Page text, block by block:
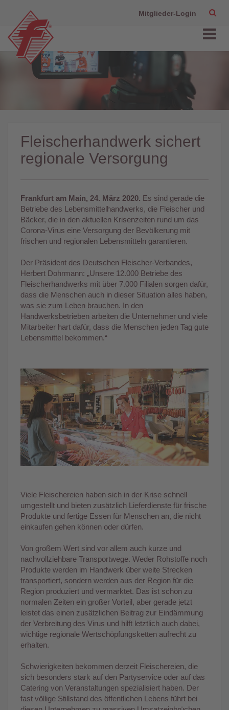
Mitglieder-Login
Fleischerhandwerk sichert
regionale Versorgung
Frankfurt am Main, 24. März 2020. Es sind gerade die
Betriebe des Lebensmittelhandwerks, die Fleischer und
Bäcker, die in den aktuellen Krisenzeiten rund um das
Corona-Virus eine Versorgung der Bevölkerung mit
frischen und regionalen Lebensmitteln garantieren.
Der Präsident des Deutschen Fleischer-Verbandes,
Herbert Dohrmann: „Unsere 12.000 Betriebe des
Fleischerhandwerks mit über 7.000 Filialen sorgen dafür,
dass die Menschen auch in dieser Situation alles haben,
was sie zum Leben brauchen. In den
Handwerksbetrieben arbeiten die Unternehmer und viele
Mitarbeiter hart dafür, dass die Menschen jeden Tag gute
Lebensmittel bekommen.“
Viele Fleischereien haben sich in der Krise schnell
umgestellt und bieten zusätzlich Lieferdienste für frische
Produkte und fertige Essen für Menschen an, die nicht
einkaufen gehen können oder dürfen.
Von großem Wert sind vor allem auch kurze und
nachvollziehbare Transportwege. Weder Rohstoffe noch
Produkte werden im Handwerk über weite Strecken
transportiert, sondern werden aus der Region für die
Region produziert und vermarktet. Das ist schon zu
normalen Zeiten ein großer Vorteil, aber gerade jetzt
leistet das einen zusätzlichen Beitrag zur Eindämmung
der Verbreitung des Virus und hilft letztlich auch dabei,
wichtige regionale Wertschöpfungsketten aufrecht zu
erhalten.
Schwierigkeiten bekommen derzeit Fleischereien, die
sich besonders stark auf den Partyservice oder auf das
Catering von Veranstaltungen spezialisiert haben. Der
fast völlige Stillstand des öffentlichen Lebens führt bei